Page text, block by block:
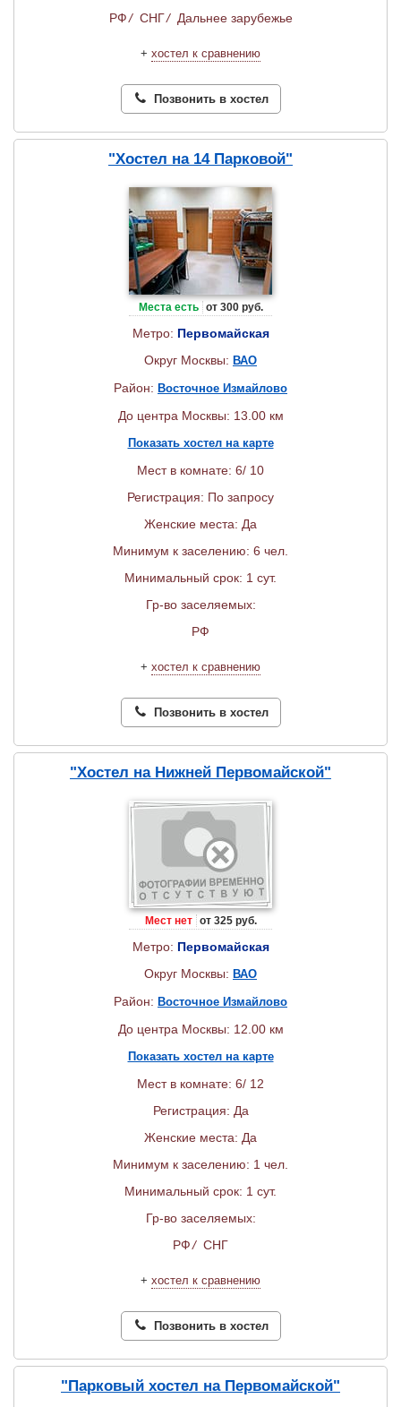
РФ/ СНГ/ Дальнее зарубежье
+ хостел к сравнению
Позвонить в хостел
"Хостел на 14 Парковой"
Места есть от 300 руб.
Метро: Первомайская
Округ Москвы: ВАО
Район: Восточное Измайлово
До центра Москвы: 13.00 км
Показать хостел на карте
Мест в комнате: 6/ 10
Регистрация: По запросу
Женские места: Да
Минимум к заселению: 6 чел.
Минимальный срок: 1 сут.
Гр-во заселяемых:
РФ
+ хостел к сравнению
Позвонить в хостел
"Хостел на Нижней Первомайской"
Мест нет от 325 руб.
Метро: Первомайская
Округ Москвы: ВАО
Район: Восточное Измайлово
До центра Москвы: 12.00 км
Показать хостел на карте
Мест в комнате: 6/ 12
Регистрация: Да
Женские места: Да
Минимум к заселению: 1 чел.
Минимальный срок: 1 сут.
Гр-во заселяемых:
РФ/ СНГ
+ хостел к сравнению
Позвонить в хостел
"Парковый хостел на Первомайской"